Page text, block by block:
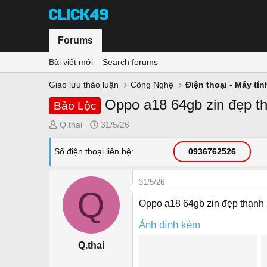
Forums
Bài viết mới Search forums
Giao lưu thảo luận Công Nghệ Điện thoại - Máy
Bảo Lộc Oppo a18 64gb zin đẹp
T
r
s
Q.thai
N
à
i
31/5/26
Số điện thoại liên hệ 0936762526
Q
Q.thai
31/5/26
Oppo a18 64gb zin đẹp thanh
Ảnh đính kèm